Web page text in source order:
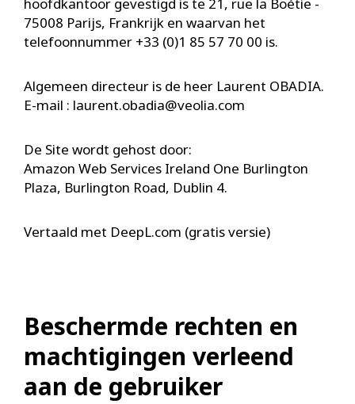
hoofdkantoor gevestigd is te 21, rue la Boétie -
75008 Parijs, Frankrijk en waarvan het
telefoonnummer +33 (0)1 85 57 70 00 is.
Algemeen directeur is de heer Laurent OBADIA.
E-mail : laurent.obadia@veolia.com
De Site wordt gehost door:
Amazon Web Services Ireland One Burlington
Plaza, Burlington Road, Dublin 4.
Vertaald met DeepL.com (gratis versie)
Beschermde rechten en
machtigingen verleend
aan de gebruiker